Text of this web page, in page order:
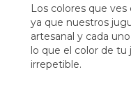
Los colores que ves
ya que nuestros
artesanal y cada
lo que el color de tu
irrepetible.